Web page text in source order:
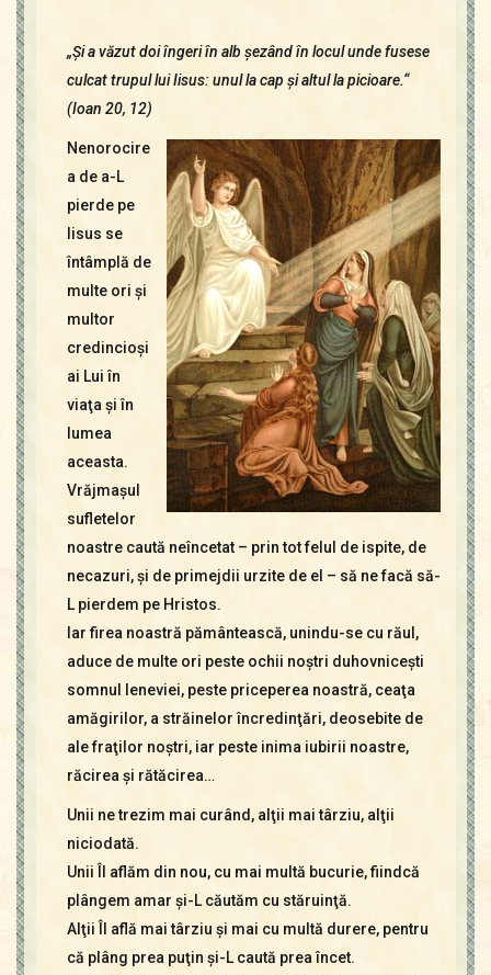
Mărgăritare
Calendar
Repere
„Şi a văzut doi îngeri în alb şezând în locul unde fusese
culcat trupul lui Iisus: unul la cap şi altul la picioare.“
(Ioan 20, 12)
Nenorocire
a de a-L
pierde pe
Iisus se
întâmplă de
multe ori şi
multor
credincioşi
ai Lui în
viaţa şi în
lumea
aceasta.
Vrăjmaşul
sufletelor
noastre caută neîncetat – prin tot felul de ispite, de
necazuri, şi de primejdii urzite de el – să ne facă să-
L pierdem pe Hristos.
Iar firea noastră pământească, unindu-se cu răul,
aduce de multe ori peste ochii noştri duhovniceşti
somnul leneviei, peste priceperea noastră, ceaţa
amăgirilor, a străinelor încredinţări, deosebite de
ale fraţilor noştri, iar peste inima iubirii noastre,
răcirea şi rătăcirea…
Unii ne trezim mai curând, alţii mai târziu, alţii
niciodată.
Unii Îl aflăm din nou, cu mai multă bucurie, fiindcă
plângem amar şi-L căutăm cu stăruinţă.
Alţii Îl află mai târziu şi mai cu multă durere, pentru
că plâng prea puţin şi-L caută prea încet.